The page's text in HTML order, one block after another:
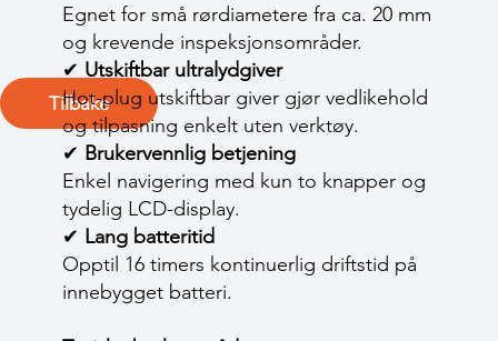
Tilbake
Egnet for små rørdiametere fra ca. 20 mm
og krevende inspeksjonsområder.
✔ Utskiftbar ultralydgiver
Hot-plug utskiftbar giver gjør vedlikehold
og tilpasning enkelt uten verktøy.
✔ Brukervennlig betjening
Enkel navigering med kun to knapper og
tydelig LCD-display.
✔ Lang batteritid
Opptil 16 timers kontinuerlig driftstid på
innebygget batteri.